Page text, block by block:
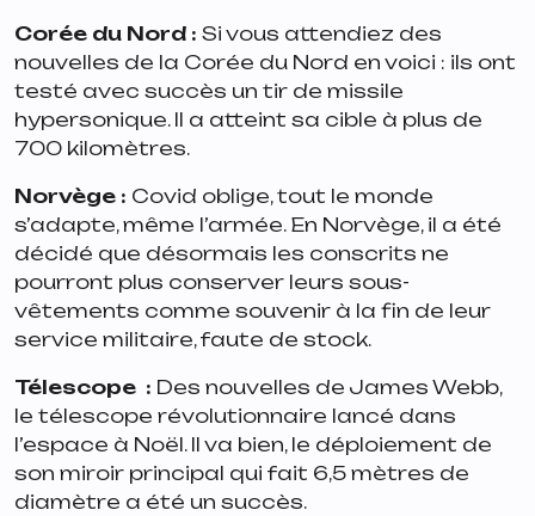
Corée du Nord : Si vous attendiez des
nouvelles de la Corée du Nord en voici : ils ont
testé avec succès un tir de missile
hypersonique. Il a atteint sa cible à plus de
700 kilomètres.
Norvège : Covid oblige, tout le monde
s’adapte, même l’armée. En Norvège, il a été
décidé que désormais les conscrits ne
pourront plus conserver leurs sous-
vêtements comme souvenir à la fin de leur
service militaire, faute de stock.
Télescope ️ : Des nouvelles de James Webb,
le télescope révolutionnaire lancé dans
l’espace à Noël. Il va bien, le déploiement de
son miroir principal qui fait 6,5 mètres de
diamètre a été un succès.